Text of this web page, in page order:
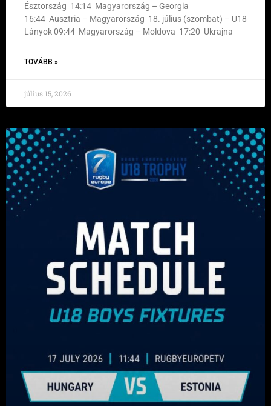
Észtország 14:14 Magyarország – Georgia
16:44 Ausztria – Magyarország 18. július (szombat) – U18
Lányok 09:44 Magyarország – Moldova 17:20 Ukrajna
TOVÁBB »
július 15, 2026